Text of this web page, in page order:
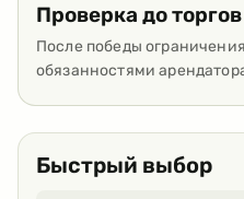
Проверка до
После победы
обязанностями
Быстрый выбор